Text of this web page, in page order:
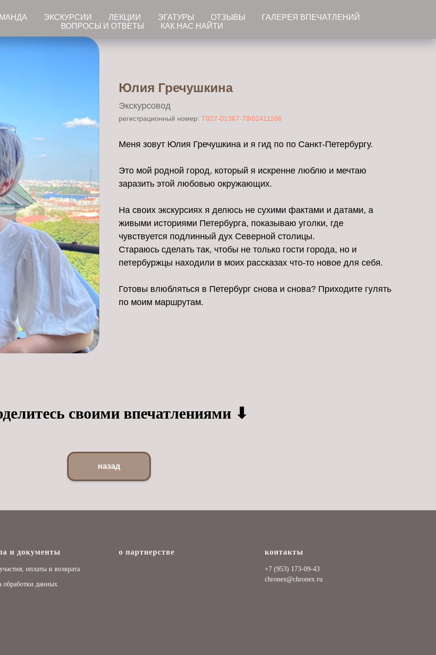
Юлия Гречушкина
Экскурсовод
регистрационный номер: Т027-01367-78/02411106
Меня зовут Юлия Гречушкина и я гид по по Санкт-Петербургу.
Это мой родной город, который я искренне люблю и мечтаю
заразить этой любовью окружающих.
На своих экскурсиях я делюсь не сухими фактами и датами, а
живыми историями Петербурга, показываю уголки, где
чувствуется подлинный дух Северной столицы.
Стараюсь сделать так, чтобы не только гости города, но и
петербуржцы находили в моих рассказах что-то новое для себя.
Готовы влюбляться в Петербург снова и снова? Приходите гулять
по моим маршрутам.
своими впечатлениями ⬇
назад
ЭКСКУРСИИ ЛЕКЦИИ ЭГАТУРЫ ОТЗЫВЫ
ГАЛЕРЕЯ ВПЕЧАТЛЕНИЙ
ВОПРОСЫ И ОТВЕТЫ
КАК НАС НАЙТИ
и документы
оплаты и возврата
обработки данных
о партнерстве контакты
+7 (953) 173-09-43
chronex@chronex.ru